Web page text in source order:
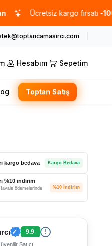
Ücretsiz kargo fırsatı -1000 TL
Hesabım Sepetim
Toptan Satış
kargo bedava Kargo Bedava
%10 indirim
ödemelerinde
%10 İndirim
✓ 9.9 !
Satıcı